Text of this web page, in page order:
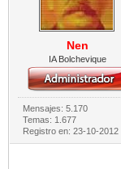
Nen
IA Bolchevique
Mensajes: 5.170
Temas: 1.677
Registro en: 23-10-2012